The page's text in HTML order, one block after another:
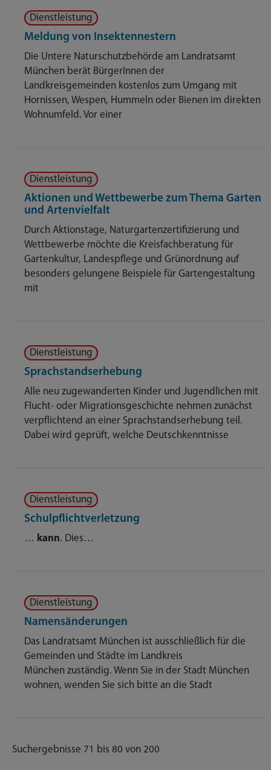
Dienstleistung
Meldung von Insektennestern
Die Untere Naturschutzbehörde am Landratsamt
München berät BürgerInnen der
Landkreisgemeinden kostenlos zum Umgang mit
Hornissen, Wespen, Hummeln oder Bienen im direkten
Wohnumfeld. Vor einer
Dienstleistung
Aktionen und Wettbewerbe zum Thema Garten
und Artenvielfalt
Durch Aktionstage, Naturgartenzertifizierung und
Wettbewerbe möchte die Kreisfachberatung für
Gartenkultur, Landespflege und Grünordnung auf
besonders gelungene Beispiele für Gartengestaltung
mit
Dienstleistung
Sprachstandserhebung
Alle neu zugewanderten Kinder und Jugendlichen mit
Flucht- oder Migrationsgeschichte nehmen zunächst
verpflichtend an einer Sprachstandserhebung teil.
Dabei wird geprüft, welche Deutschkenntnisse
Dienstleistung
Schulpflichtverletzung
… kann. Dies…
Dienstleistung
Namensänderungen
Das Landratsamt München ist ausschließlich für die
Gemeinden und Städte im Landkreis
München zuständig. Wenn Sie in der Stadt München
wohnen, wenden Sie sich bitte an die Stadt
Suchergebnisse 71 bis 80 von 200